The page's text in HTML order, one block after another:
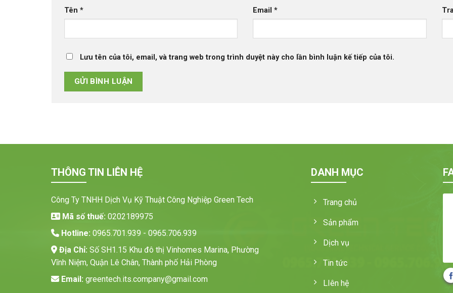
Tên * Email*
Lưu tên của tôi, email, và trang web trong trình duyệt này cho lần bình luận kế tiếp của tôi.
THÔNG TIN LIÊN HỆ
Công Ty TNHH Dịch Vụ Kỹ Thuật Công Nghiệp Green Tech
Mã số thuế: 0202189975
Hotline: 0965.701.939 - 0965.706.939
Địa Chỉ: Số SH1.15 Khu đô thị Vinhomes Marina, Phường
Vĩnh Niệm, Quận Lê Chân, Thành phố Hải Phòng
Email: greentech.its.company@gmail.com
DANH MỤC
Trang chủ
Sản phẩm
Dịch vụ
Tin tức
LIên hệ